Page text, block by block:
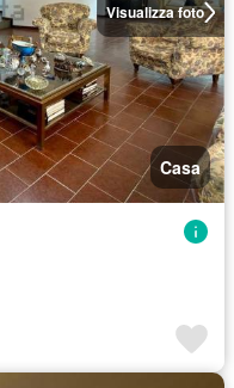
Visualizza foto
Casa